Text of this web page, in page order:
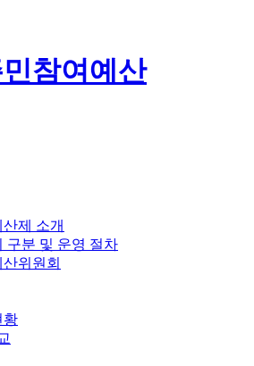
제 소개
구분 및 운영 절차
위원회
황